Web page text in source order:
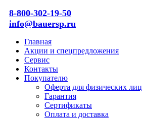
8-800-302-19-50
info@bauersp.ru
Главная
Акции и спецпредложения
Сервис
Контакты
Покупателю
Оферта для физических лиц
Гарантия
Сертификаты
Оплата и доставка